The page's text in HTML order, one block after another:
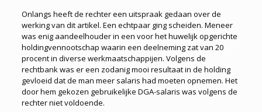
Onlangs heeft de rechter een uitspraak gedaan over de
werking van dit artikel. Een echtpaar ging scheiden. Meneer
was enig aandeelhouder in een voor het huwelijk opgerichte
holdingvennootschap waarin een deelneming zat van 20
procent in diverse werkmaatschappijen. Volgens de
rechtbank was er een zodanig mooi resultaat in de holding
gevloeid dat de man meer salaris had moeten opnemen. Het
door hem gekozen gebruikelijke DGA-salaris was volgens de
rechter niet voldoende.